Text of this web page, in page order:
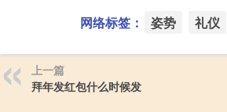
网络标签： 姿势 礼仪
上一篇
拜年发红包什么时候发